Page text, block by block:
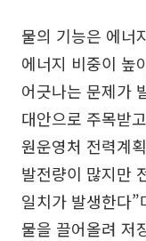
물의 기능은 에너
에너지 비중이 높
어긋나는 문제가
대안으로 주목받
원운영처 전력계
발전량이 많지만
일치가 발생한다
물을 끌어올려 저